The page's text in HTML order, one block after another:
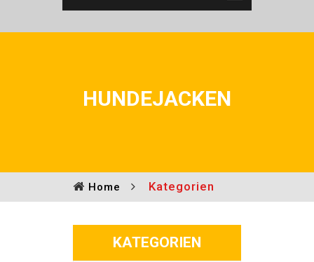
HUNDEJACKEN
Home Kategorien
KATEGORIEN